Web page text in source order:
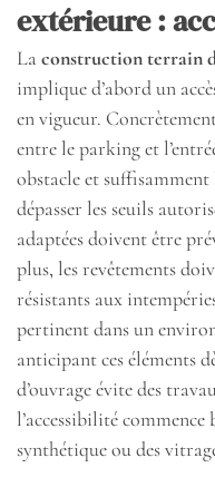
extérieure :
Laconstruction terrain
implique d’abord un
en vigueur.
entre le parking et
obstacle et suffisamment
dépasser les seuils
adaptées doivent être
plus, les revêtements
résistants aux
pertinent dans un
anticipant ces éléments
d’ouvrage évite des
l’accessibilité
synthétique ou des